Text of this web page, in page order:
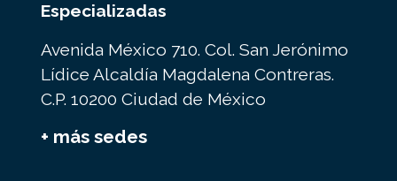
Especializadas
Avenida México 710. Col. San Jerónimo
Lídice Alcaldía Magdalena Contreras.
C.P. 10200 Ciudad de México
+ más sedes